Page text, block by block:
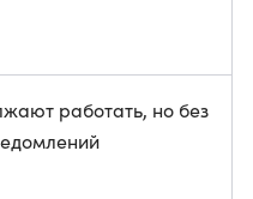
работать, но без